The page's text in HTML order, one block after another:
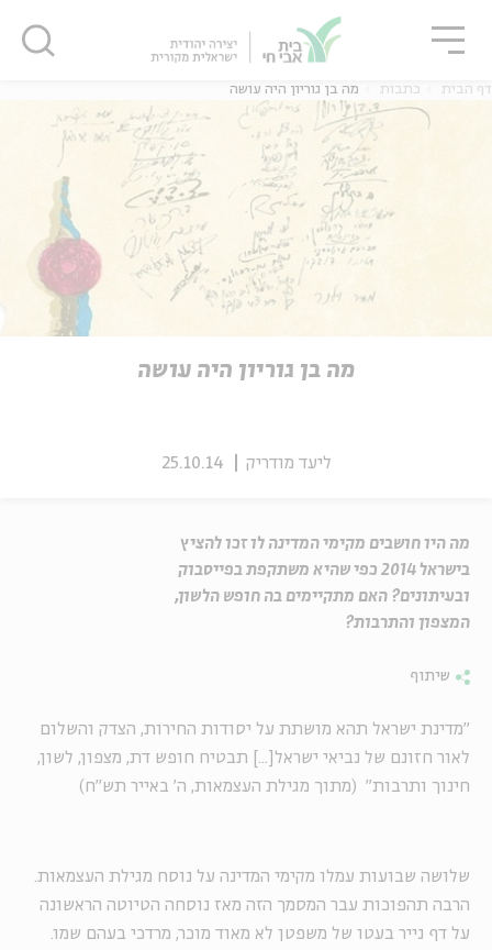
אנגלית
אנגלית
דף הבית כתבות מה בן גוריון היה עושה
מה בן גוריון היה עושה
ליעד מודריק 25.10.14
מה היו חושבים מקימי המדינה לו זכו להציץ
בישראל 2014 כפי שהיא משתקפת בפייסבוק
ובעיתונים? האם מתקיימים בה חופש הלשון,
המצפון והתרבות?
שיתוף
"מדינת ישראל תהא מושתת על יסודות החירות, הצדק והשלום
לאור חזונם של נביאי ישראל[...] תבטיח חופש דת, מצפון, לשון,
חינוך ותרבות" (מתוך מגילת העצמאות, ה' באייר תש"ח)
שלושה שבועות עמלו מקימי המדינה על נוסח מגילת העצמאות.
הרבה תהפוכות עבר המסמך הזה מאז נוסחה הטיוטה הראשונה
על דף נייר בעטו של משפטן לא מאוד מוכר, מרדכי בעהם שמו.
סגור